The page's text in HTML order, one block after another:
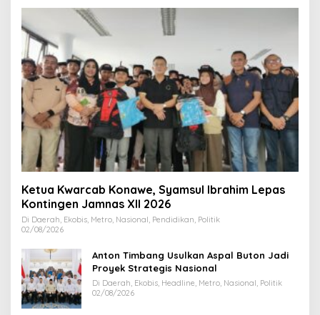
Ketua Kwarcab Konawe, Syamsul Ibrahim Lepas
Kontingen Jamnas XII 2026
Di Daerah, Ekobis, Metro, Nasional, Pendidikan, Politik
02/08/2026
Anton Timbang Usulkan Aspal Buton Jadi
Proyek Strategis Nasional
Di Daerah, Ekobis, Headline, Metro, Nasional, Politik
02/08/2026